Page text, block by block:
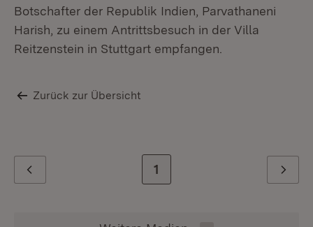
Botschafter der Republik Indien, Parvathaneni
Harish, zu einem Antrittsbesuch in der Villa
Reitzenstein in Stuttgart empfangen.
Zurück zur Übersicht
Zur letzten Seite
1 Weiter